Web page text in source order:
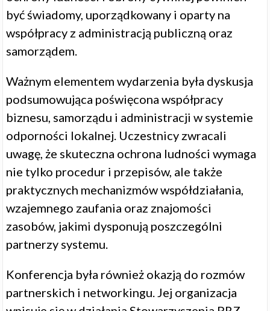
być świadomy, uporządkowany i oparty na
współpracy z administracją publiczną oraz
samorządem.
Ważnym elementem wydarzenia była dyskusja
podsumowująca poświęcona współpracy
biznesu, samorządu i administracji w systemie
odporności lokalnej. Uczestnicy zwracali
uwagę, że skuteczna ochrona ludności wymaga
nie tylko procedur i przepisów, ale także
praktycznych mechanizmów współdziałania,
wzajemnego zaufania oraz znajomości
zasobów, jakimi dysponują poszczególni
partnerzy systemu.
Konferencja była również okazją do rozmów
partnerskich i networkingu. Jej organizacja